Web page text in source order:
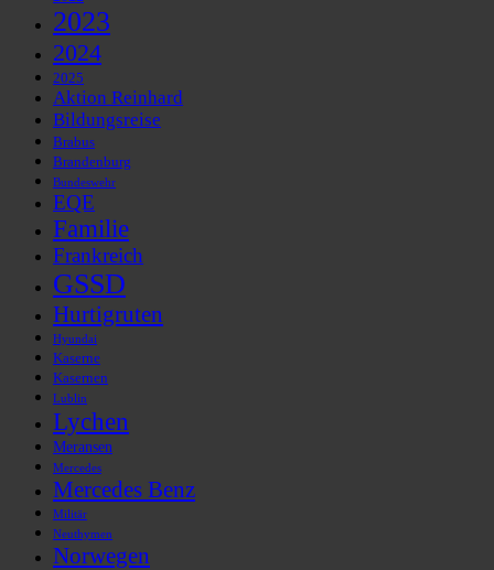
2023
2024
2025
Aktion Reinhard
Bildungsreise
Brabus
Brandenburg
Bundeswehr
EQE
Familie
Frankreich
GSSD
Hurtigruten
Hyundai
Kaserne
Kasernen
Lublin
Lychen
Meransen
Mercedes
Mercedes Benz
Militär
Neuthymen
Norwegen